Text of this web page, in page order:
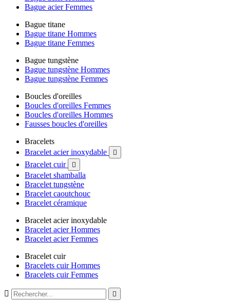
Bague acier Femmes
Bague titane
Bague titane Hommes
Bague titane Femmes
Bague tungstène
Bague tungstène Hommes
Bague tungstène Femmes
Boucles d'oreilles
Boucles d'oreilles Femmes
Boucles d'oreilles Hommes
Fausses boucles d'oreilles
Bracelets
Bracelet acier inoxydable

Bracelet cuir 
Bracelet shamballa
Bracelet tungstène
Bracelet caoutchouc
Bracelet céramique
Bracelet acier inoxydable
Bracelet acier Hommes
Bracelet acier Femmes
Bracelet cuir
Bracelets cuir Hommes
Bracelets cuir Femmes
 